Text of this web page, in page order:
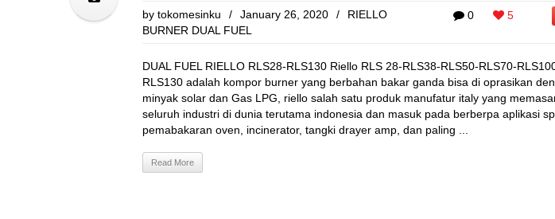
0 5
by tokomesinku / January 26, 2020 /
RIELLO
BURNER DUAL FUEL
DUAL FUEL RIELLO RLS28-RLS130 Riello RLS 28-RLS38-RLS50-RLS70-
RLS130 adalah kompor burner yang berbahan bakar ganda bisa di oprasikan
minyak solar dan Gas LPG, riello salah satu produk manufatur italy yang
seluruh industri di dunia terutama indonesia dan masuk pada berberpa aplikasi
pemabakaran oven, incinerator, tangki drayer amp, dan paling ...
Read More